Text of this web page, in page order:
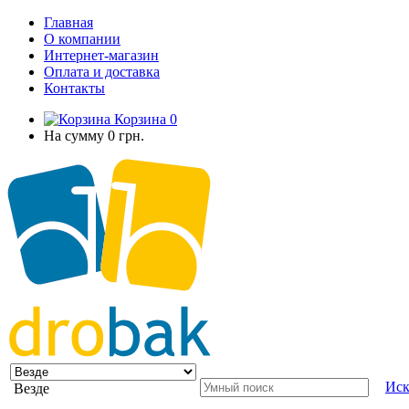
Главная
О компании
Интернет-магазин
Оплата и доставка
Контакты
Корзина 0
На сумму 0 грн.
Везде